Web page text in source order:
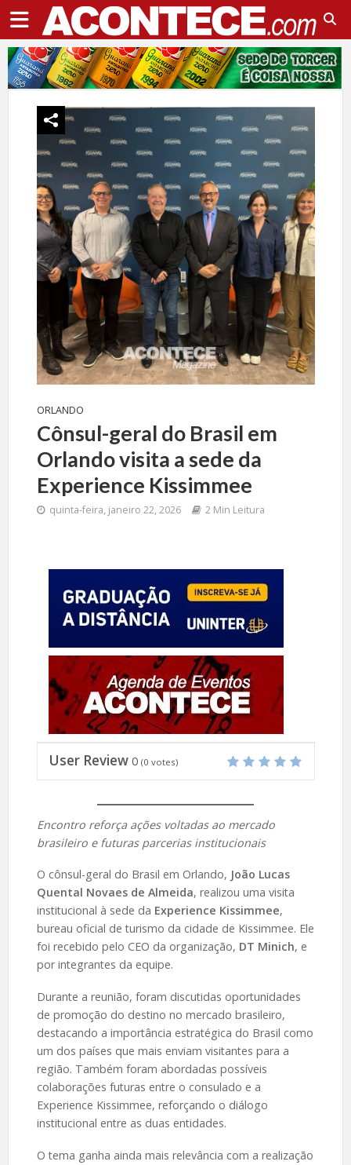
ORLANDO
Cônsul-geral do Brasil em
Orlando visita a sede da
Experience Kissimmee
quinta-feira, janeiro 22, 2026 2 Min Leitura
User Review 0 (0 votes)
Encontro reforça ações voltadas ao mercado
brasileiro e futuras parcerias institucionais
O cônsul-geral do Brasil em Orlando, João Lucas
Quental Novaes de Almeida, realizou uma visita
institucional à sede da Experience Kissimmee,
bureau oficial de turismo da cidade de Kissimmee. Ele
foi recebido pelo CEO da organização, DT Minich, e
por integrantes da equipe.
Durante a reunião, foram discutidas oportunidades
de promoção do destino no mercado brasileiro,
destacando a importância estratégica do Brasil como
um dos países que mais enviam visitantes para a
região. Também foram abordadas possíveis
colaborações futuras entre o consulado e a
Experience Kissimmee, reforçando o diálogo
institucional entre as duas entidades.
O tema ganha ainda mais relevância com a realização